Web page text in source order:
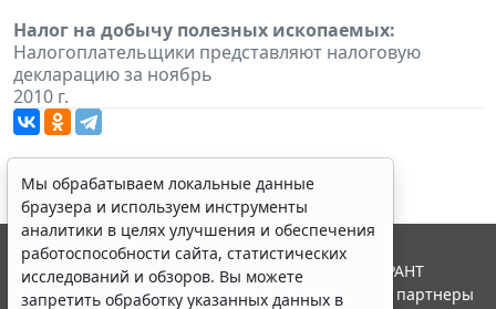
Налог на добычу полезных ископаемых:
Налогоплательщики представляют налоговую
декларацию за ноябрь
2010 г.
Мы обрабатываем локальные данные
браузера и используем инструменты
аналитики в целях улучшения и обеспечения
работоспособности сайта, статистических
исследований и обзоров. Вы можете
запретить обработку указанных данных в
© ООО "НПП "ГАРАНТ-СЕРВИС", 2026. Система ГАРАНТ
выпускается с 1990 года. Компания "Гарант" и ее партнеры